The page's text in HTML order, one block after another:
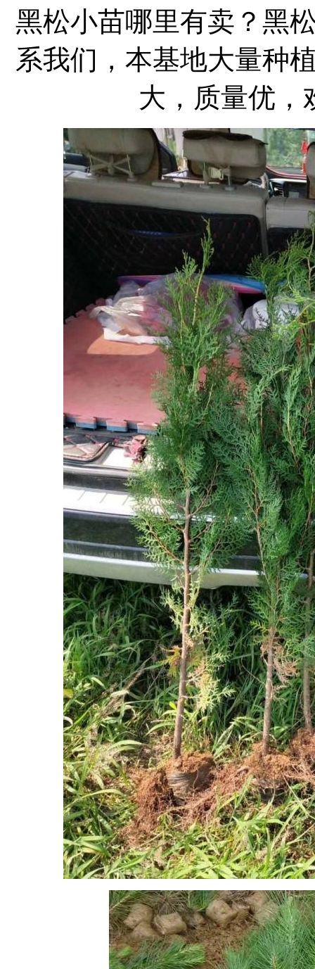
黑松小苗哪里有卖？黑
系我们，本基地大量种
大，质量优，